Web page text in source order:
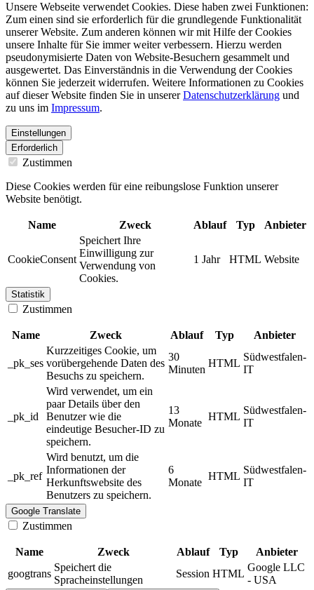
Unsere Webseite verwendet Cookies. Diese haben zwei Funktionen:
Zum einen sind sie erforderlich für die grundlegende Funktionalität
unserer Website. Zum anderen können wir mit Hilfe der Cookies
unsere Inhalte für Sie immer weiter verbessern. Hierzu werden
pseudonymisierte Daten von Website-Besuchern gesammelt und
ausgewertet. Das Einverständnis in die Verwendung der Cookies
können Sie jederzeit widerrufen. Weitere Informationen zu Cookies
auf dieser Website finden Sie in unsererDatenschutzerklärung und
zu uns im Impressum.
Einstellungen
Erforderlich
Zustimmen
Diese Cookies werden für eine reibungslose Funktion unserer
Website benötigt.
Name Zweck Ablauf Typ Anbieter
CookieConsent
Speichert Ihre
Einwilligung zur
Verwendung von
Cookies.
1 Jahr HTML Website
Statistik
Zustimmen
Name Zweck Ablauf Typ Anbieter
_pk_ses
Kurzzeitiges Cookie, um
vorübergehende Daten des
Besuchs zu speichern.
30
Minuten
HTML
Südwestfalen-
IT
_pk_id
Wird verwendet, um ein
paar Details über den
Benutzer wie die
eindeutige Besucher-ID zu
speichern.
13
Monate
HTML
Südwestfalen-
IT
_pk_ref
Wird benutzt, um die
Informationen der
Herkunftswebsite des
Benutzers zu speichern.
6
Monate
HTML
Südwestfalen-
IT
Google Translate
Zustimmen
Name Zweck Ablauf Typ
Anbieter
googtrans
Speichert die
Spracheinstellungen
Session HTML
Google LLC
- USA